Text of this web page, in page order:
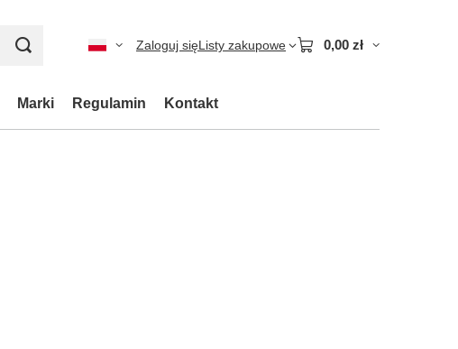
Zaloguj sięListy zakupowe 0,00 zł
Marki Regulamin Kontakt